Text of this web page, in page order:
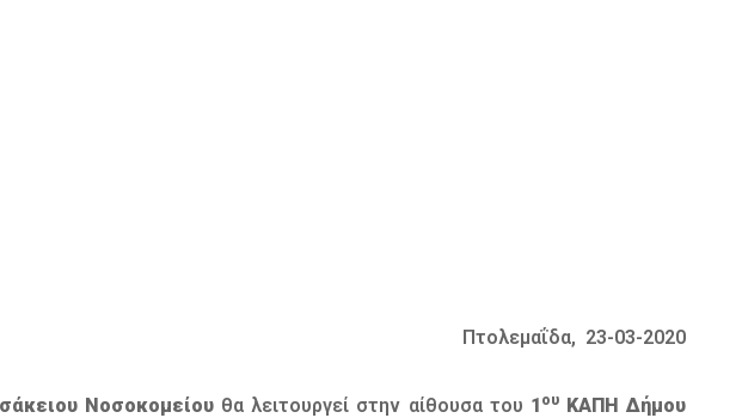
Πτολεμαΐδα, 23-03-2020
Νοσοκομείου θα λειτουργεί στην αίθουσα του 1 ουΚΑΠΗ Δήμου